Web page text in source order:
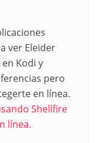
ver Eleider
en Kodi y
pero
en línea.
Shellfire
línea.